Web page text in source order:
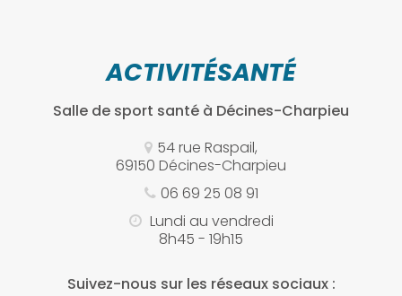
ACTIVITÉSANTÉ
Salle de sport santé à Décines-Charpieu
54 rue Raspail,
69150 Décines-Charpieu
06 69 25 08 91
Lundi au vendredi
8h45 - 19h15
Suivez-nous sur les réseaux sociaux :